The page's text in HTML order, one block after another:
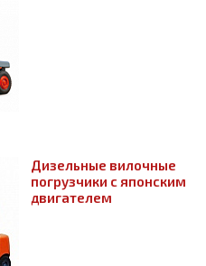
Дизельные вилочные
погрузчики с японским
двигателем